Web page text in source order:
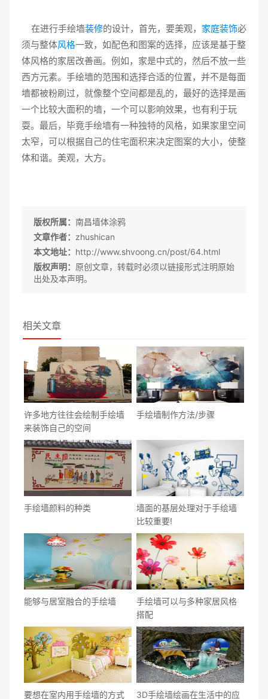
在进行手绘墙装修的设计，首先，要美观， 家庭装饰必
须与整体风格一致，如配色和图案的选择，应该是基于整
体风格的家居改善画。例如，家是中式的，然后不放一些
西方元素。手绘墙的范围和选择合适的位置，并不是每面
墙都被粉刷过，就像整个空间都是乱的，最好的选择是画
一个比较大面积的墙，一个可以影响效果，也有利于玩
耍。最后，毕竟手绘墙有一种独特的风格，如果家里空间
太窄，可以根据自己的住宅面积来决定图案的大小，使整
体和谐。美观，大方。
版权所属： 南昌墙体涂鸦
文章作者： zhushican
本文地址： http://www.shvoong.cn/post/64.html
版权声明： 原创文章，转载时必须以链接形式注明原始
出处及本声明。
相关文章
许多地方往往会绘制手绘墙
来装饰自己的空间
手绘墙制作方法/步骤
手绘墙颜料的种类
墙面的基层处理对于手绘墙
比较重要!
能够与居室融合的手绘墙
手绘墙可以与多种家居风格
搭配
要想在室内用手绘墙的方式 3D手绘墙绘画在生活中的应